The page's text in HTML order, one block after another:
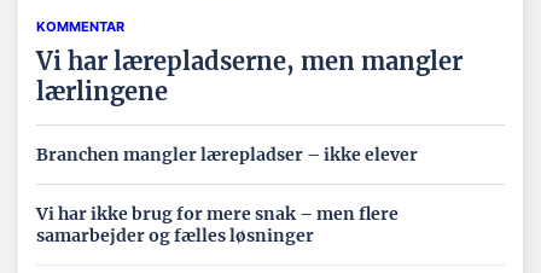
KOMMENTAR
Vi har lærepladserne, men mangler
lærlingene
Branchen mangler lærepladser – ikke elever
Vi har ikke brug for mere snak – men flere
samarbejder og fælles løsninger